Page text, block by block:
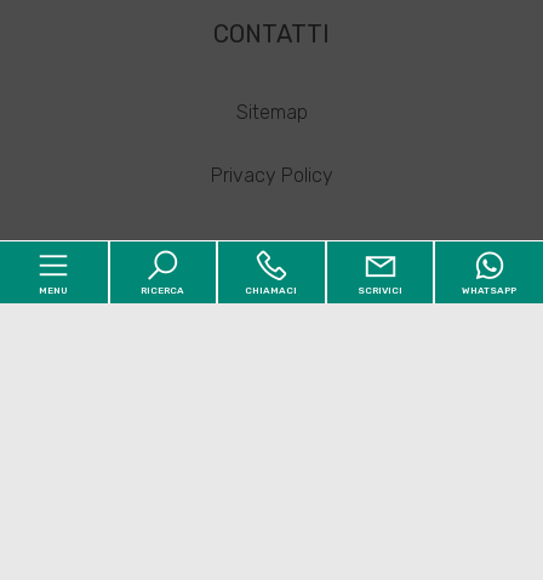
CONTATTI
Sitemap
Privacy Policy
MENU RICERCA CHIAMACI SCRIVICI WHATSAPP